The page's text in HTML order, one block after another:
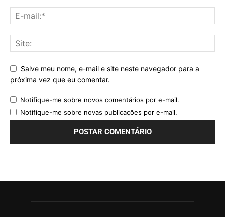
Salve meu nome, e-mail e site neste navegador para a
próxima vez que eu comentar.
Notifique-me sobre novos comentários por e-mail.
Notifique-me sobre novas publicações por e-mail.